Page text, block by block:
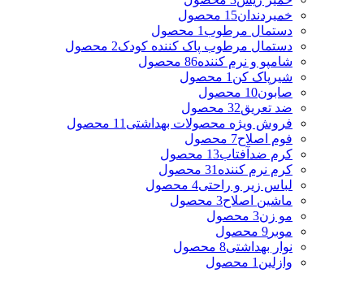
خمیردندان15 محصول
دستمال مرطوب 1 محصول
دستمال مرطوب پاک کننده کودک2 محصول
شامپو و نرم کننده86 محصول
شیرپاک کن 1 محصول
صابون10 محصول
ضد تعریق32 محصول
فروش ویژه محصولات بهداشتی 11 محصول
فوم اصلاح7 محصول
کرم ضدآفتاب13 محصول
کرم نرم کننده 31 محصول
لباس زیر و راحتی4 محصول
ماشین اصلاح3 محصول
مو زن3 محصول
موبر 9 محصول
نوار بهداشتی8 محصول
وازلین 1 محصول